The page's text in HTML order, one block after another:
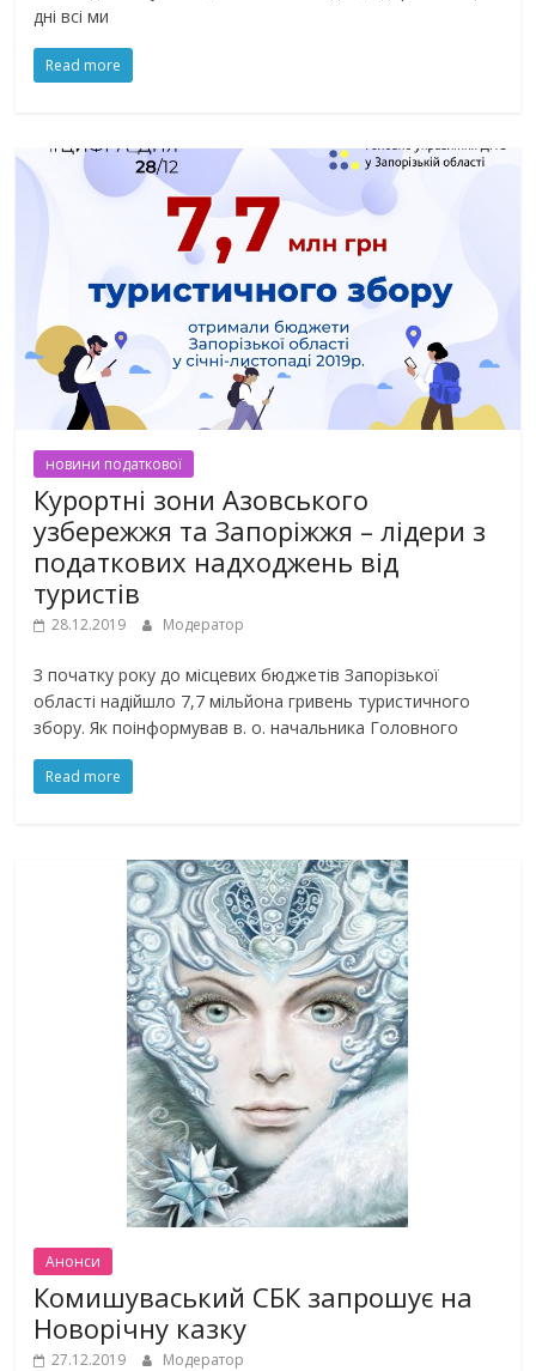
дні всі ми
Read more
новини податкової
Курортні зони Азовського
узбережжя та Запоріжжя – лідери з
податкових надходжень від
туристів
28.12.2019 Модератор
З початку року до місцевих бюджетів Запорізької
області надійшло 7,7 мільйона гривень туристичного
збору. Як поінформував в. о. начальника Головного
Read more
Анонси
Комишуваський СБК запрошує на
Новорічну казку
27.12.2019 Модератор